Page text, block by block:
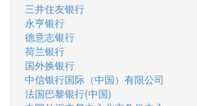
三井住友银行
永亨银行
德意志银行
荷兰银行
国外换银行
中信银行国际（中国）有限公司
法国巴黎银行(中国)